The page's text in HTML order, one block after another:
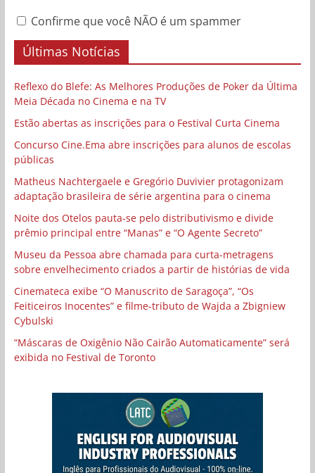
Confirme que você NÃO é um spammer
Últimas Notícias
Reflexo do Blefe: As Melhores Produções de Poker da Última
Meia Década no Cinema e na TV
Estão abertas as inscrições para o Festival Curta Cinema
Concurso Cine.Ema abre inscrições para alunos de escolas
públicas
Matheus Nachtergaele e Gregório Duvivier protagonizam
adaptação brasileira de série argentina para o cinema
Noite dos Otelos pauta-se pelo distributivismo e divide
prêmio principal entre “Manas” e “O Agente Secreto”
Museu da Pessoa abre chamada para curta-metragens
sobre envelhecimento criados a partir de histórias de vida
Cinemateca exibe “O Manuscrito de Saragoça”, “Os
Feiticeiros Inocentes” e filme-tributo de Wajda a Zbigniew
Cybulski
“Máscaras de Oxigênio Não Cairão Automaticamente” será
exibida no Festival de Toronto